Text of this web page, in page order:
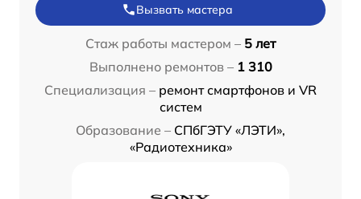
Вызвать мастера
Стаж работы мастером – 5 лет
Выполнено ремонтов – 1 310
Специализация – ремонт смартфонов и VR
систем
Образование – СПбГЭТУ «ЛЭТИ»,
«Радиотехника»